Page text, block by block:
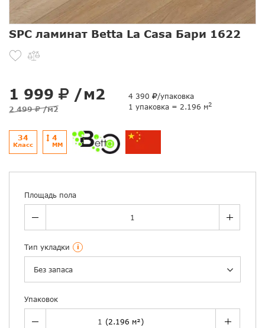
SPC ламинат Betta La Casa Бари 1622
1 999 /м2
2 499 /м2
4 390
/упаковка
1 упаковка = 2.196 м2
34
Класс
4
ММ
Площадь пола
Тип укладки i
Без запаса
Упаковок